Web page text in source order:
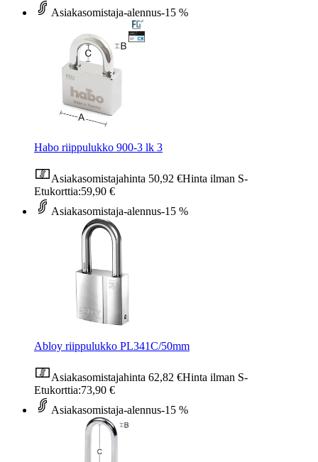
Asiakasomistaja-alennus-15 %
Habo riippulukko 900-3 lk 3
Asiakasomistajahinta 50,92 €Hinta ilman S-
Etukorttia:59,90 €
Asiakasomistaja-alennus-15 %
Abloy riippulukko PL341C/50mm
Asiakasomistajahinta 62,82 €Hinta ilman S-
Etukorttia:73,90 €
Asiakasomistaja-alennus-15 %